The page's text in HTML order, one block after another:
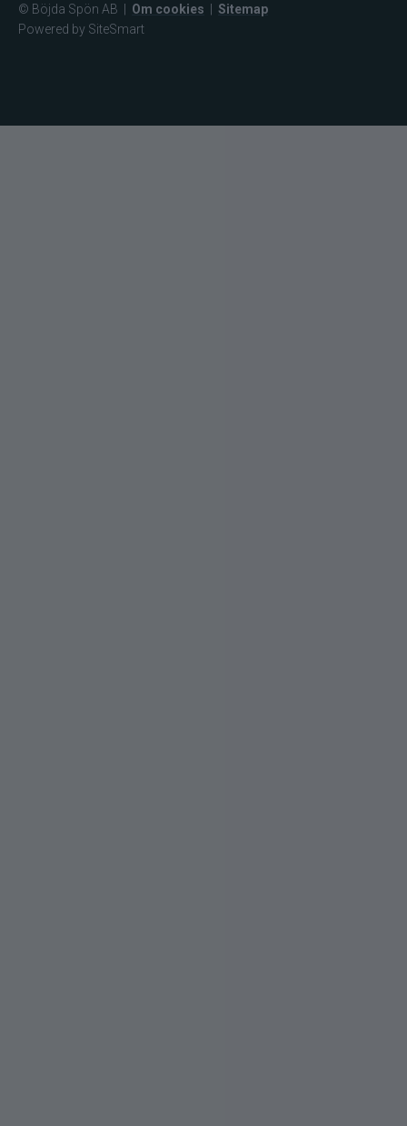
© Böjda Spön AB Om cookies
Sitemap
Powered by SiteSmart